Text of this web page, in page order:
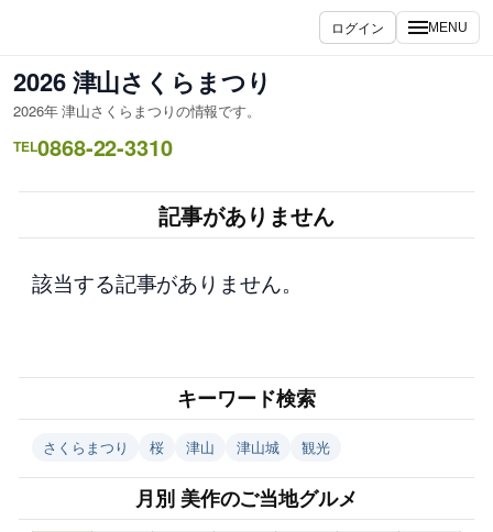
を
ス
キ
ッ
ログイン MENU
2026 津山さくらまつり
2026年 津山さくらまつりの情報です。
TEL0868-22-3310
記事がありません
該当する記事がありません。
キーワード検索
さくらまつり 桜 津山 津山城 観光
月別 美作のご当地グルメ